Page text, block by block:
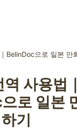
BelinDoc으로 일본 만
사용법｜
로 일본
기